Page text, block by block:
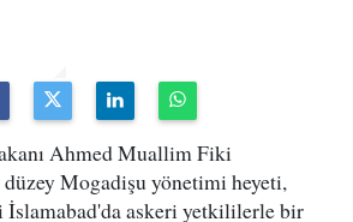
Ahmed Muallim Fiki
düzey Mogadişu yönetimi heyeti,
İslamabad'da askeri yetkililerle bir